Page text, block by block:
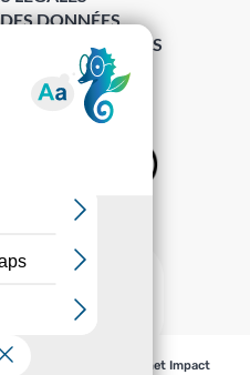
Gazette ›
DONNÉES
DES COOKIES
– Conception Cabinet Impact